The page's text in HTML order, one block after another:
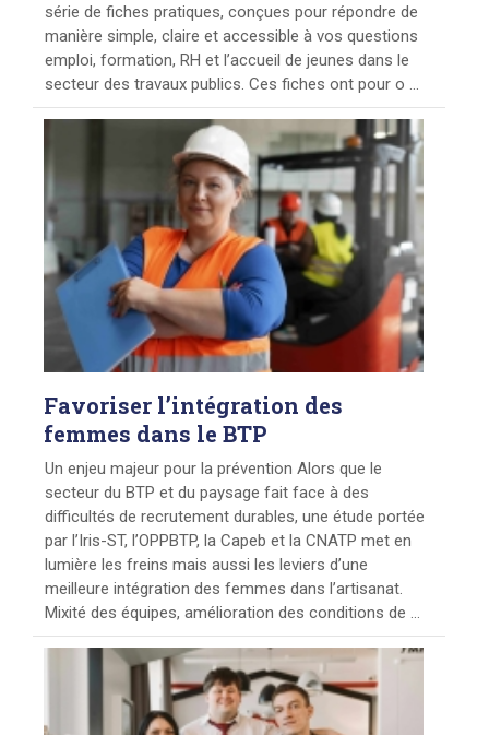
série de fiches pratiques, conçues pour répondre de
manière simple, claire et accessible à vos questions
emploi, formation, RH et l’accueil de jeunes dans le
secteur des travaux publics. Ces fiches ont pour o ...
Favoriser l’intégration des
femmes dans le BTP
Un enjeu majeur pour la prévention Alors que le
secteur du BTP et du paysage fait face à des
difficultés de recrutement durables, une étude portée
par l’Iris-ST, l’OPPBTP, la Capeb et la CNATP met en
lumière les freins mais aussi les leviers d’une
meilleure intégration des femmes dans l’artisanat.
Mixité des équipes, amélioration des conditions de ...